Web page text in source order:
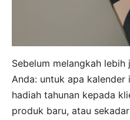
Sebelum melangkah
Anda: untuk apa
hadiah tahunan kepada
produk baru, atau